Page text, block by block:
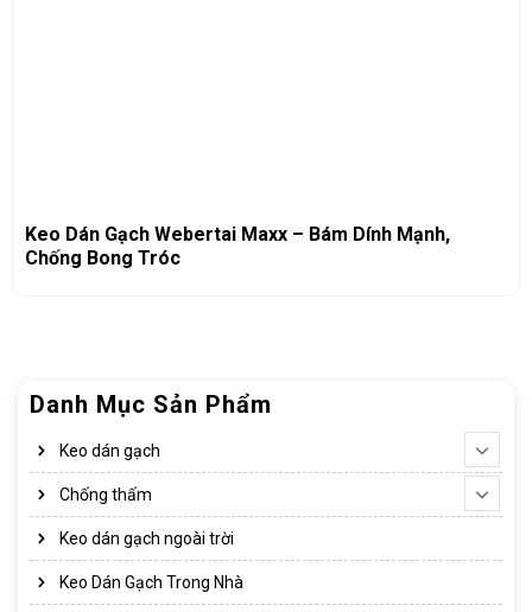
Danh Mục Sản Phẩm
Keo dán gạch
Chống thấm
Keo dán gạch ngoài trời
Keo Dán Gạch Trong Nhà
Keo Dán Gạch Webertai Maxx – Bám Dính Mạnh,
Chống Bong Tróc